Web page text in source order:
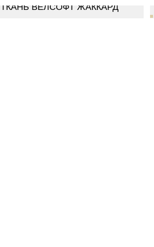
ТКАНЬ ВЕЛСОФТ ЖАККАРД